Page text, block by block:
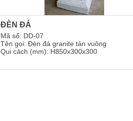
ĐÈN ĐÁ
Mã số: DD-07
Tên gọi: Đèn đá granite tán vuông
Qui cách (mm): H850x300x300